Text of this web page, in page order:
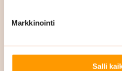
Markkinointi
Salli
Looking for a
this!